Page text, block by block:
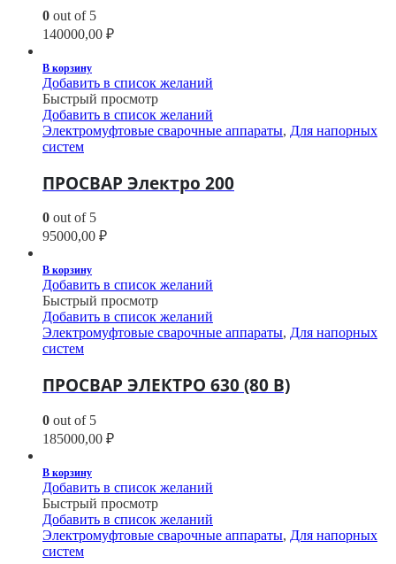
0 out of 5
140000,00 ₽
В корзину
Добавить в список желаний
Быстрый просмотр
Добавить в список желаний
Электромуфтовые сварочные аппараты, Для напорных
систем
ПРОСВАР Электро 200
0 out of 5
95000,00 ₽
В корзину
Добавить в список желаний
Быстрый просмотр
Добавить в список желаний
Электромуфтовые сварочные аппараты, Для напорных
систем
ПРОСВАР ЭЛЕКТРО 630 (80 В)
0 out of 5
185000,00 ₽
В корзину
Добавить в список желаний
Быстрый просмотр
Добавить в список желаний
Электромуфтовые сварочные аппараты, Для напорных
систем